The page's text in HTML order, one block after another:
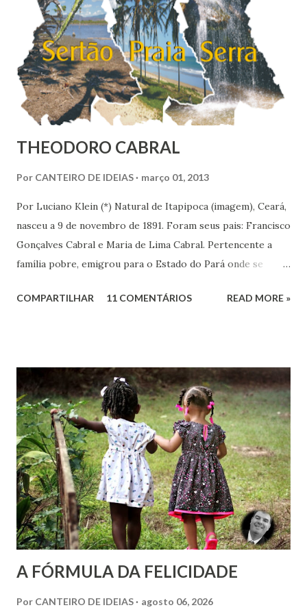
também de segmentos religiosos e, nesse campo,
lamentavelmente, o meio/movimento espírita não está
excluído, o que me parece profundamente contraditório
quando se tem algum conhecim...
THEODORO CABRAL
Por CANTEIRO DE IDEIAS março 01, 2013
Por Luciano Klein (*) Natural de Itapipoca (imagem), Ceará,
nasceu a 9 de novembro de 1891. Foram seus pais: Francisco
Gonçalves Cabral e Maria de Lima Cabral. Pertencente a
família pobre, emigrou para o Estado do Pará onde se
nos estudos, adquiriu conhecimentos gerais, notadamente
com rapidez e brilhantismo.
COMPARTILHAR 11 COMENTÁRIOS READ MORE »
A FÓRMULA DA FELICIDADE
Por CANTEIRO DE IDEIAS agosto 06, 2026